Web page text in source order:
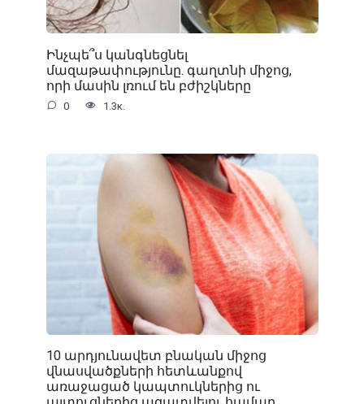
Ինչպե՞ս կանգնեցնել
մազաթափությունը. գաղտնի միջոց,
որի մասին լռում են բժիշկները
0 1.3к.
10 արդյունավետ բնական միջոց
վնասվածքների հետևանքով
առաջացած կապտուկներից ու